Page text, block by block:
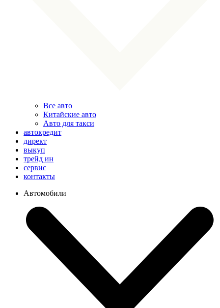
Все авто
Китайские авто
Авто для такси
автокредит
директ
выкуп
трейд ин
сервис
контакты
Автомобили